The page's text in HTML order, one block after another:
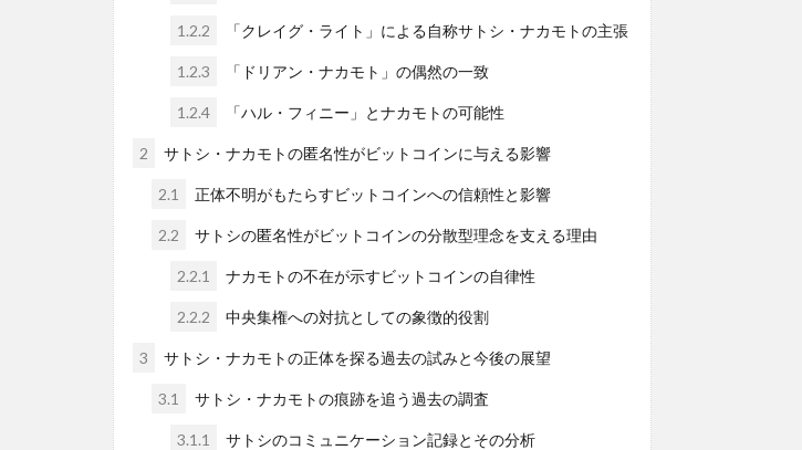
1.2.2 「クレイグ・ライト」による自称サトシ・ナカモトの主張
1.2.3 「ドリアン・ナカモト」の偶然の一致
1.2.4 「ハル・フィニー」とナカモトの可能性
2 サトシ・ナカモトの匿名性がビットコインに与える影響
2.1 正体不明がもたらすビットコインへの信頼性と影響
2.2 サトシの匿名性がビットコインの分散型理念を支える理由
2.2.1 ナカモトの不在が示すビットコインの自律性
2.2.2 中央集権への対抗としての象徴的役割
3 サトシ・ナカモトの正体を探る過去の試みと今後の展望
3.1 サトシ・ナカモトの痕跡を追う過去の調査
3.1.1 サトシのコミュニケーション記録とその分析